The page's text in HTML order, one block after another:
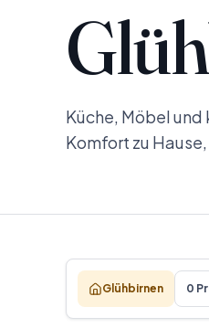
Küche, Möbel
Komfort zu
Glühbirnen 0